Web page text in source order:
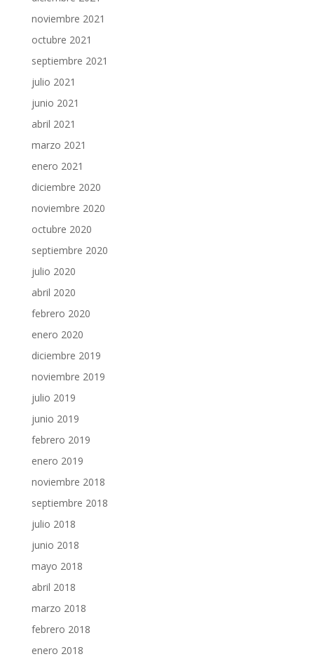
noviembre 2021
octubre 2021
septiembre 2021
julio 2021
junio 2021
abril 2021
marzo 2021
enero 2021
diciembre 2020
noviembre 2020
octubre 2020
septiembre 2020
julio 2020
abril 2020
febrero 2020
enero 2020
diciembre 2019
noviembre 2019
julio 2019
junio 2019
febrero 2019
enero 2019
noviembre 2018
septiembre 2018
julio 2018
junio 2018
mayo 2018
abril 2018
marzo 2018
febrero 2018
enero 2018